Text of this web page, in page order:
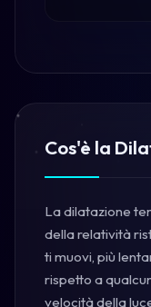
Cos'è la
La dilatazione
della relatività
ti muovi, più
rispetto a
velocità della